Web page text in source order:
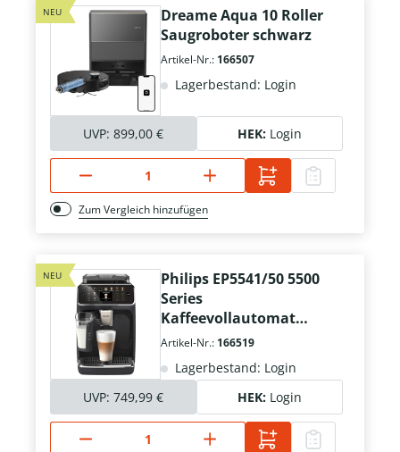
NEU
Dreame Aqua 10 Roller
Saugroboter schwarz
Artikel-Nr.: 166507
Lagerbestand: Login
UVP: 899,00 € HEK: Login
Zum Vergleich hinzufügen
NEU
Philips EP5541/50 5500
Series
Kaffeevollautomat
schwarz
Artikel-Nr.: 166519
Lagerbestand: Login
UVP: 749,99 € HEK: Login